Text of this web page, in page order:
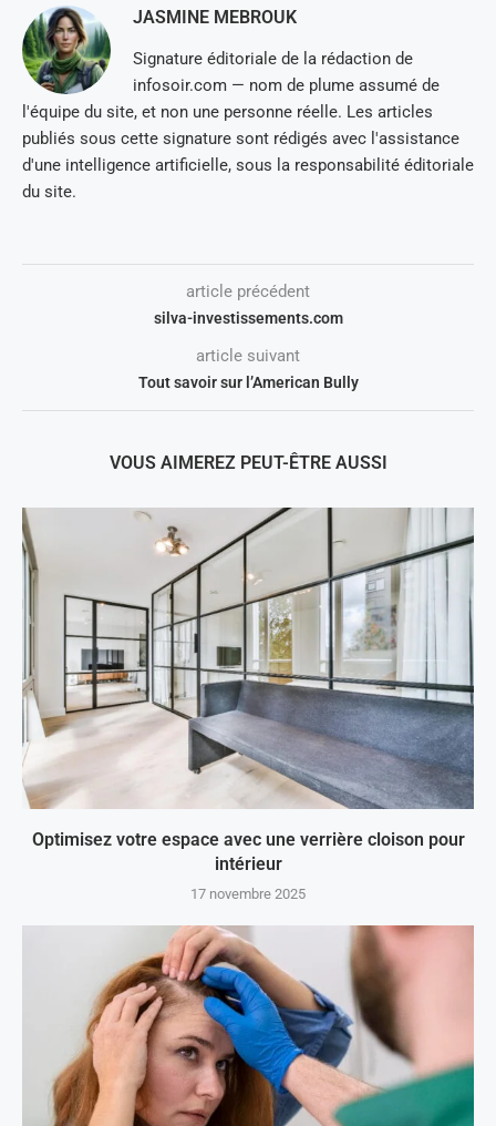
JASMINE MEBROUK
Signature éditoriale de la rédaction de
infosoir.com — nom de plume assumé de
l'équipe du site, et non une personne réelle. Les articles
publiés sous cette signature sont rédigés avec l'assistance
d'une intelligence artificielle, sous la responsabilité éditoriale
du site.
article précédent
silva-investissements.com
article suivant
Tout savoir sur l’American Bully
VOUS AIMEREZ PEUT-ÊTRE AUSSI
Optimisez votre espace avec une verrière cloison pour
intérieur
17 novembre 2025